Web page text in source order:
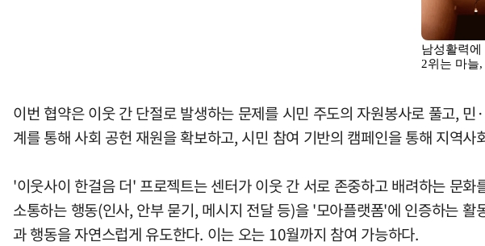
이번 협약은 이웃 간 단절로 발생하는 문제를 시민 주도의 자원봉사로 풀고,
계를 통해 사회 공헌 재원을 확보하고, 시민 참여 기반의 캠페인을 통해 지역
'이웃사이 한걸음 더' 프로젝트는 센터가 이웃 간 서로 존중하고 배려하는 문
소통하는 행동(인사, 안부 묻기, 메시지 전달 등)을 '모아플랫폼'에 인증하는
과 행동을 자연스럽게 유도한다. 이는 오는 10월까지 참여 가능하다.